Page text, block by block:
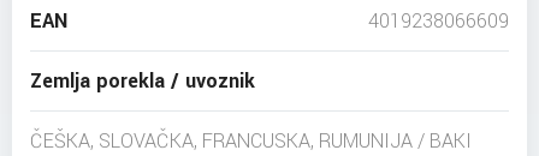
EAN 4019238066609
Zemlja porekla / uvoznik
ČEŠKA, SLOVAČKA, FRANCUSKA, RUMUNIJA / BAKI